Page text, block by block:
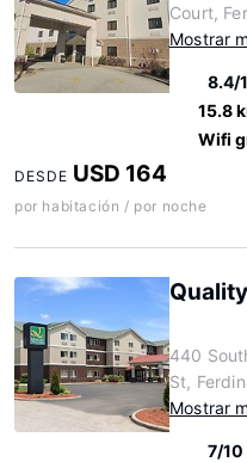
Court,
Mostrar
8.4/
15.8
Wifi
DESDE USD 164
por habitación / por noche
440
St,
Mostrar
7/10